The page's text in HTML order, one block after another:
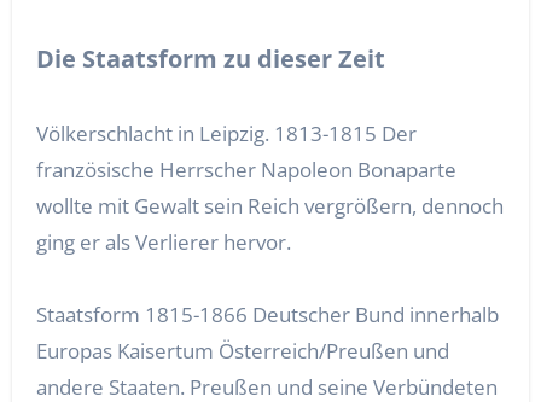
Die Staatsform zu dieser Zeit
Völkerschlacht in Leipzig. 1813-1815 Der
französische Herrscher Napoleon Bonaparte
wollte mit Gewalt sein Reich vergrößern, dennoch
ging er als Verlierer hervor.
Staatsform 1815-1866 Deutscher Bund innerhalb
Europas Kaisertum Österreich/Preußen und
andere Staaten. Preußen und seine Verbündeten